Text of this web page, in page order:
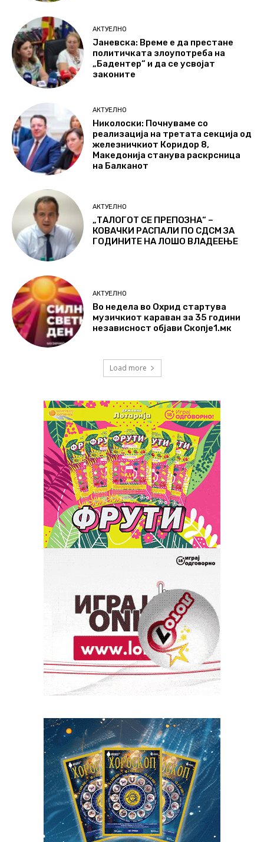
АКТУЕЛНО
Јаневска: Време е да престане
политичката злоупотреба на
„Бадентер“ и да се усвојат
законите
АКТУЕЛНО
Николоски: Почнуваме со
реализација на третата секција од
железничкиот Коридор 8,
Македонија станува раскрсница
на Балканот
АКТУЕЛНО
„ТАЛОГОТ СЕ ПРЕПОЗНА“ –
КОВАЧКИ РАСПАЛИ ПО СДСМ ЗА
ГОДИНИТЕ НА ЛОШО ВЛАДЕЕЊЕ
АКТУЕЛНО
Во недела во Охрид стартува
музичкиот караван за 35 години
независност објави Скопје1.мк
Load more